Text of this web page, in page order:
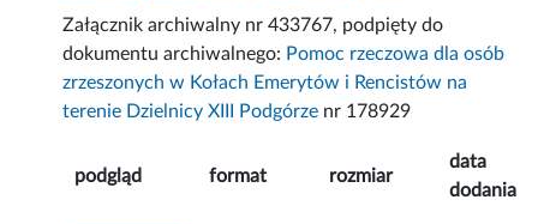
Załącznik archiwalny nr 433767, podpięty do
dokumentu archiwalnego: Pomoc rzeczowa dla osób
zrzeszonych w Kołach Emerytów i Rencistów na
terenie Dzielnicy XIII Podgórze nr 178929
podgląd format rozmiar
data
dodania